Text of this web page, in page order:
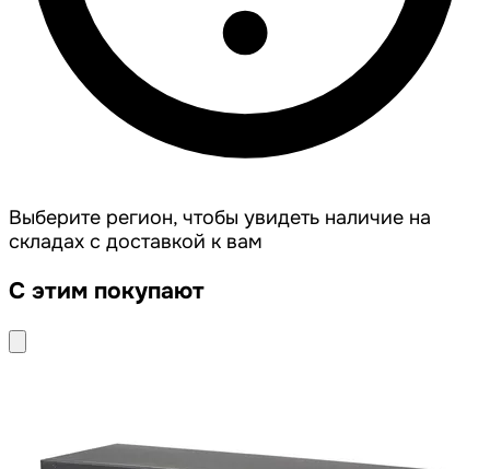
Выберите регион, чтобы увидеть наличие на
складах с доставкой к вам
С этим покупают